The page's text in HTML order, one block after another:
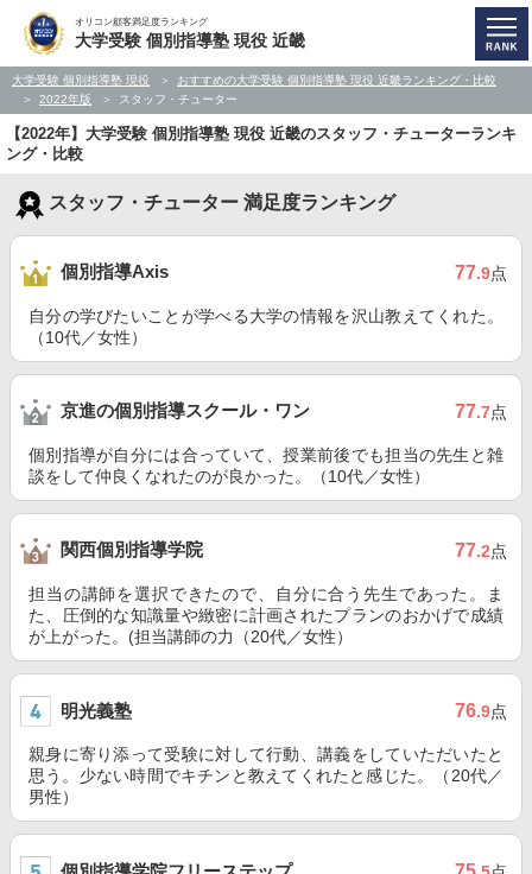
オリコン顧客満足度ランキング
大学受験 個別指導塾 現役 近畿
大学受験 個別指導塾 現役
おすすめの大学受験 個別指導塾 現役 近畿ランキング・比較
2022年版
スタッフ・チューター
【2022年】大学受験 個別指導塾 現役 近畿のスタッフ・チューターランキ
ング・比較
スタッフ・チューター 満足度ランキング
個別指導Axis 77.9点
自分の学びたいことが学べる大学の情報を沢山教えてくれた。
（10代／女性）
京進の個別指導スクール・ワン 77.7点
個別指導が自分には合っていて、授業前後でも担当の先生と雑
談をして仲良くなれたのが良かった。（10代／女性）
関西個別指導学院 77.2点
担当の講師を選択できたので、自分に合う先生であった。ま
た、圧倒的な知識量や緻密に計画されたプランのおかげで成績
が上がった。(担当講師の力（20代／女性）
明光義塾 76.9点
親身に寄り添って受験に対して行動、講義をしていただいたと
思う。少ない時間でキチンと教えてくれたと感じた。（20代／
男性）